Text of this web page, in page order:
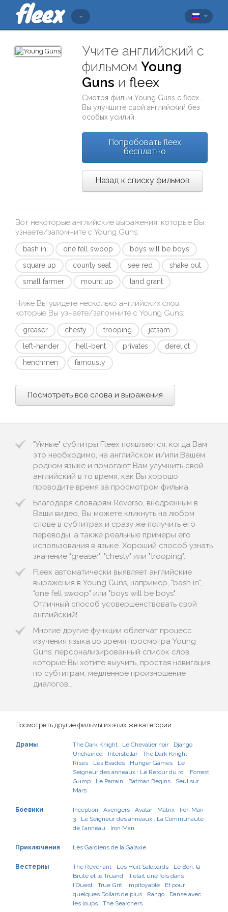
Учите английский с
фильмомYoung
Guns иfleex
Смотря фильмYoung Guns сfleex
Вы улучшите свой английский без
особых усилий.
Попробовать fleex
бесплатно
Назад к списку фильмов
Вот некоторые английские выражения, которые Вы
узнаете/запомните с Young Guns:
bash in one fell swoop
boys will be boys
square up
county seat see red
shake out
small farmer
mount up land grant
Ниже Вы увидете несколько английских слов,
которые Вы узнаете/запомните с Young Guns:
greaser chesty trooping
jetsam
left-hander
hell-bent privates
derelict
henchmen
famously
Посмотреть все слова и выражения
"Умные" субтитры Fleex появляются, когда Вам
это необходимо, на английском и/или Вашем
родном языке и помогают Вам улучшить свой
английский в то время, как Вы хорошо
проводите время за просмотром фильма.
Благодаря словарям Reverso, внедренным в
Ваши видео, Вы можете кликнуть на любом
слове в субтитрах и сразу же получить его
переводы, а также реальные примеры его
использования в языке. Хороший способ узнать
значение "greaser", "chesty" или "trooping".
Fleex автоматически выявляет английские
выражения в Young Guns, например, "bash in",
"one fell swoop" или "boys will be boys".
Отличный способ усовершенствовать свой
английский!
Многие другие функции облегчат процесс
изучения языка во время просмотра Young
Guns: персонализированный список слов,
которые Вы хотите выучить, простая навигация
по субтитрам, медленное произношение
диалогов...
Посмотреть другие фильмы из этих же категорий:
Драмы The Dark Knight : Le Chevalier noir
Django
Unchained
Interstellar
The Dark Knight
Rises
Les Évadés Hunger Games
Le
Seigneur des anneaux : Le Retour du roi
Forrest
Gump
Le Parrain Batman Begins
Seul sur
Mars
Боевики Inception Avengers Avatar Matrix
Iron Man
3
Le Seigneur des anneaux : La Communauté
de l'anneau
Iron Man
Приключения Les Gardiens de la Galaxie
Вестерны The Revenant Les Huit Salopards
Le Bon, la
Brute et le Truand
Il était une fois dans
l'Ouest
True Grit Impitoyable
Et pour
quelques Dollars de plus
Rango
Danse avec
les loups
The Searchers